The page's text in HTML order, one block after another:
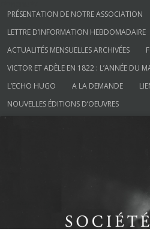
Aller au contenu
PRÉSENTATION DE NOTRE ASSOCIATION
LETTRE D’INFORMATION HEBDOMADAIRE
ACTUALITÉS MENSUELLES ARCHIVÉES
VICTOR ET ADÈLE EN 1822 : L’ANNÉE DU
L’ECHO HUGO
A LA DEMANDE
NOUVELLES ÉDITIONS D’OEUVRES
Société des Amis de